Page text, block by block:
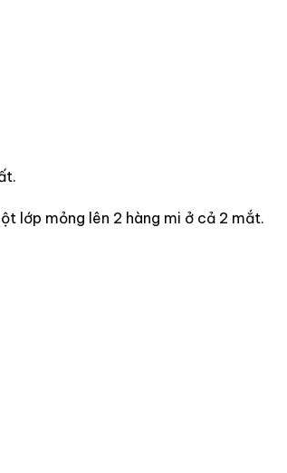
lớp mỏng lên 2 hàng mi ở cả 2 mắt.